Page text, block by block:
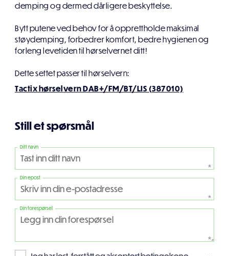
demping og dermed dårligere beskyttelse.
Bytt putene ved behov for å opprettholde maksimal
støydemping, forbedrer komfort, bedre hygienen og
forleng levetiden til hørselvernet ditt!
Dette settet passer til hørselvern:
Tactix hørselvern DAB+/FM/BT/LIS (387010)
Still et spørsmål
Ditt navn
*
Din epost
*
Din forespørsel
*